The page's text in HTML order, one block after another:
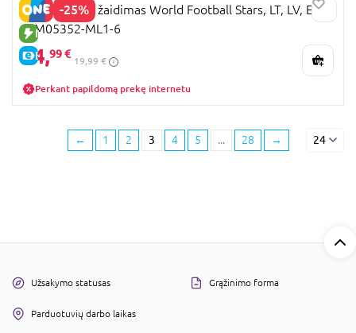
-25%
NAUJA PREKĖ
E-KAINA
MATCH stalo žaidimas World Football Stars, LT, LV, EE,
WM05352-ML1-6
14,99 €
19,99 €
Perkant papildomą prekę internetu
← 1 2 3 4 5 ... 28 → 24
Užsakymo statusas Grąžinimo forma
Parduotuvių darbo laikas